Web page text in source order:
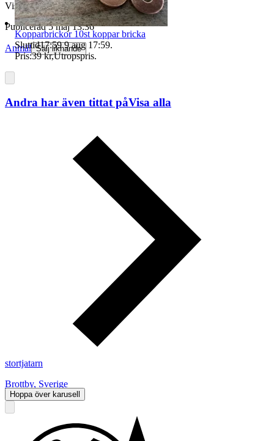
Visningar 48
Publicerad 5 maj 13:36
Anmäl Sälj liknande
stortjatarn
Brottby, Sverige
Kopparbrickor 10st koppar bricka
Sluttid17:59 9 aug 17:59.
Pris:39 kr,Utropspris.
Andra har även tittat påVisa alla
Hoppa över karusell